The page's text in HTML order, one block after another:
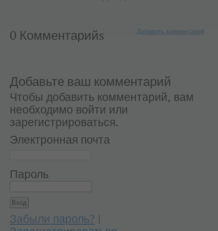
0 Комментарийs Добавить комментарий
Добавьте ваш комментарий
Чтобы добавить комментарий, вам
необходимо войти или
зарегистрироваться.
Электронная почта
Пароль
Забыли пароль? |